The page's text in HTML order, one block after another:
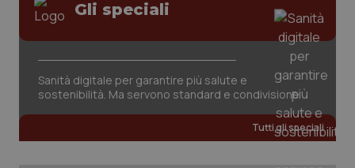
Gli speciali
Sanità digitale per garantire più salute e
sostenibilità. Ma servono standard e condivisione
Tutti gli speciali